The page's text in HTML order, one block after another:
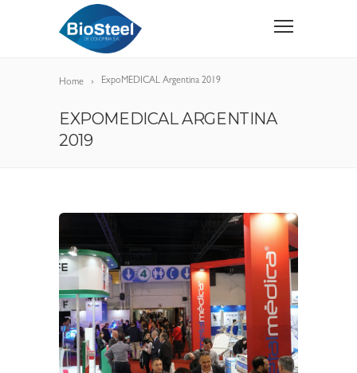
Home ExpoMEDICAL Argentina 2019
EXPOMEDICAL ARGENTINA
2019